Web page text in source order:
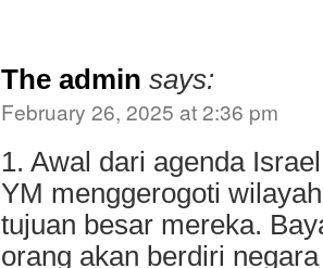
The admin says:
February 26, 2025 at 2:36 pm
1. Awal dari agenda
YM menggerogoti
tujuan besar mereka.
orang akan berdiri